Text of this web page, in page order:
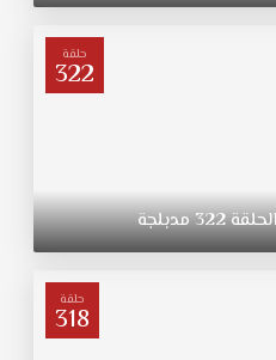
حلقة
322
الحلقة322مدبلجة
حلقة
318